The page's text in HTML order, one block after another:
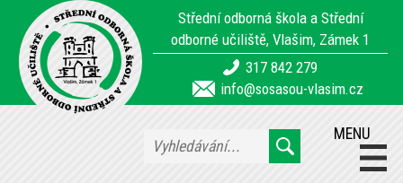
Střední odborná škola a Střední
odborné učiliště, Vlašim, Zámek 1
317 842 279
info@sosasou-vlasim.cz
MENU